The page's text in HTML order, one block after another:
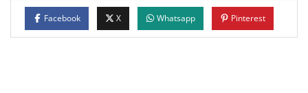
Facebook X Whatsapp Pinterest